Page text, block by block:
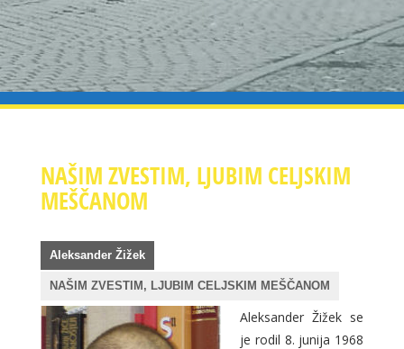
NAŠIM ZVESTIM, LJUBIM CELJSKIM
MEŠČANOM
Aleksander Žižek
NAŠIM ZVESTIM, LJUBIM CELJSKIM MEŠČANOM
Aleksander Žižek se
je rodil 8. junija 1968